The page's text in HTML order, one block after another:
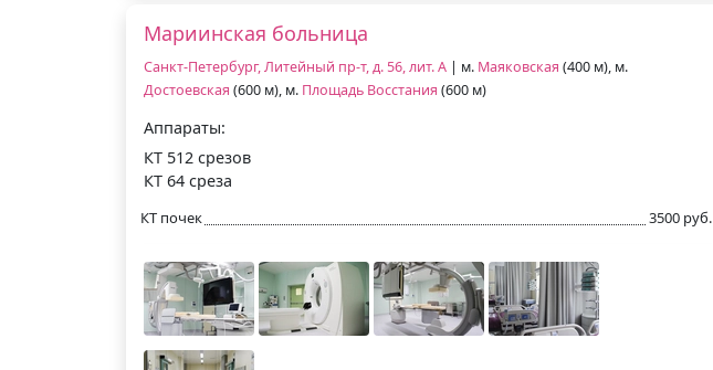
Мариинская больница
Санкт-Петербург, Литейный пр-т, д. 56, лит. А | м. Маяковская (400 м), м.
Достоевская (600 м), м. Площадь Восстания (600 м)
Аппараты:
КТ 512 срезов
КТ 64 среза
КТ почек 3500 руб.